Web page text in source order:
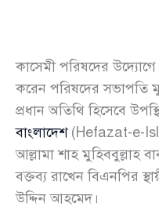
কাসেমী পরিষদের
করেন পরিষদের সভাপতি
প্রধান অতিথি হিসেবে
বাংলাদেশ(Hefazat-e-
আল্লামা শাহ মুহিববুল্লাহ
বক্তব্য রাখেন বিএনপির
উদ্দিন আহমেদ।